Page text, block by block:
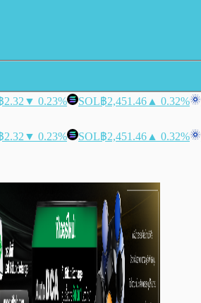
2.32 ▼ 0.23% SOL฿2,451.46 ▲ 0.32%
2.32 ▼ 0.23% SOL฿2,451.46 ▲ 0.32%